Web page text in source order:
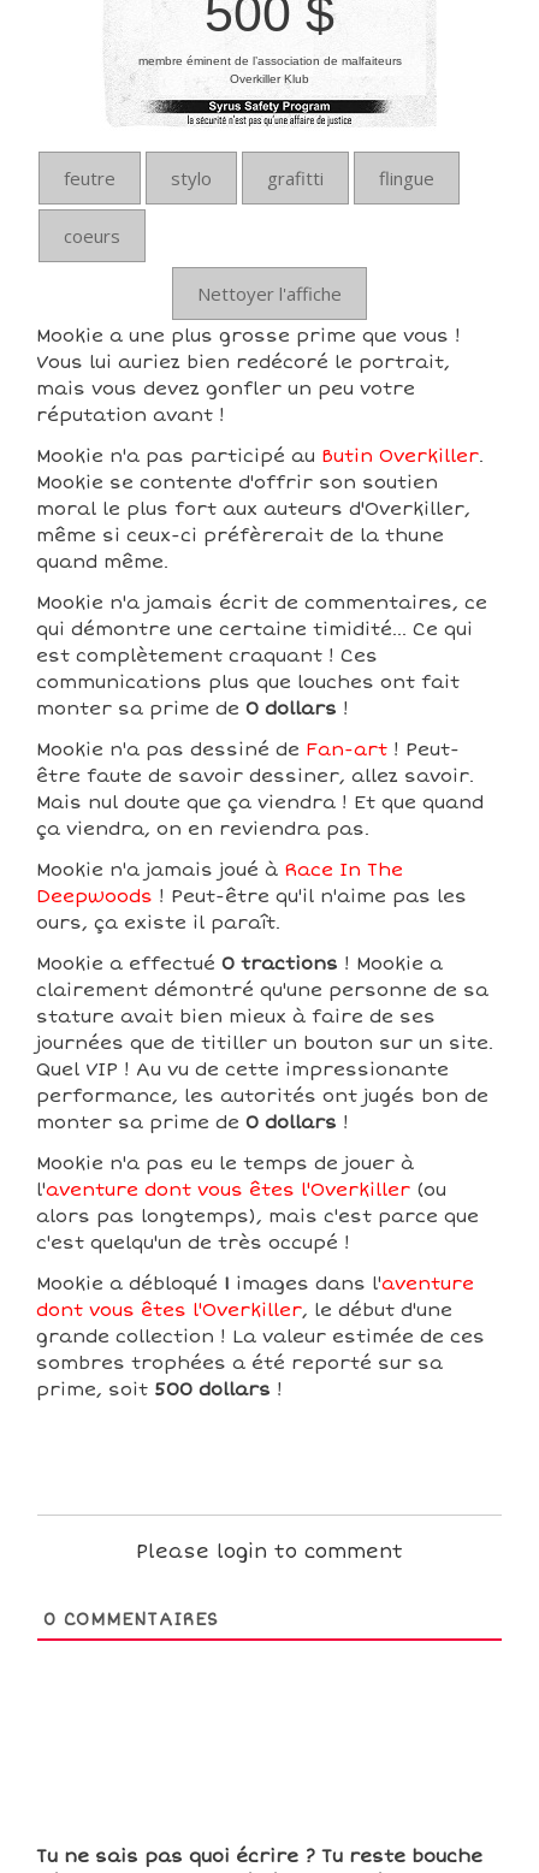
500 $
membre éminent de l’association de malfaiteurs
Overkiller Klub
feutre stylo grafitti flingue
coeurs
Nettoyer l'affiche
Mookie a une plus grosse prime que vous !
Vous lui auriez bien redécoré le portrait,
mais vous devez gonfler un peu votre
réputation avant !
Mookie n'a pas participé au Butin Overkiller.
Mookie se contente d'offrir son soutien
moral le plus fort aux auteurs d'Overkiller,
même si ceux-ci préfèrerait de la thune
quand même.
Mookie n'a jamais écrit de commentaires, ce
qui démontre une certaine timidité... Ce qui
est complètement craquant ! Ces
communications plus que louches ont fait
monter sa prime de 0 dollars !
Mookie n'a pas dessiné de Fan-art ! Peut-
être faute de savoir dessiner, allez savoir.
Mais nul doute que ça viendra ! Et que quand
ça viendra, on en reviendra pas.
Mookie n'a jamais joué à Race In The
Deepwoods ! Peut-être qu'il n'aime pas les
ours, ça existe il paraît.
Mookie a effectué 0 tractions ! Mookie a
clairement démontré qu'une personne de sa
stature avait bien mieux à faire de ses
journées que de titiller un bouton sur un site.
Quel VIP ! Au vu de cette impressionante
performance, les autorités ont jugés bon de
monter sa prime de 0 dollars !
Mookie n'a pas eu le temps de jouer à
l'aventure dont vous êtes l'Overkiller (ou
alors pas longtemps), mais c'est parce que
c'est quelqu'un de très occupé !
Mookie a débloqué 1 images dans l'aventure
dont vous êtes l'Overkiller, le début d'une
grande collection ! La valeur estimée de ces
sombres trophées a été reporté sur sa
prime, soit 500 dollars !
Please login to comment
0 COMMENTAIRES
Tu ne sais pas quoi écrire ? Tu reste bouche